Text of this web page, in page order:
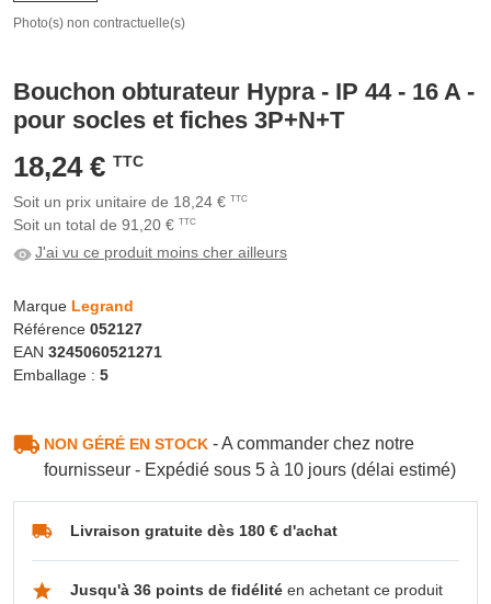
Photo(s) non contractuelle(s)
Bouchon obturateur Hypra - IP 44 - 16 A -
pour socles et fiches 3P+N+T
18,24 € TTC
Soit un prix unitaire de 18,24 € TTC
Soit un total de 91,20 € TTC
J'ai vu ce produit moins cher ailleurs
Marque Legrand
Référence 052127
EAN 3245060521271
Emballage : 5
NON GÉRÉ EN STOCK- A commander chez notre
fournisseur - Expédié sous 5 à 10 jours (délai estimé)
Livraison gratuite dès 180 € d'achat
Jusqu'à 36 points de fidélitéen achetant ce produit